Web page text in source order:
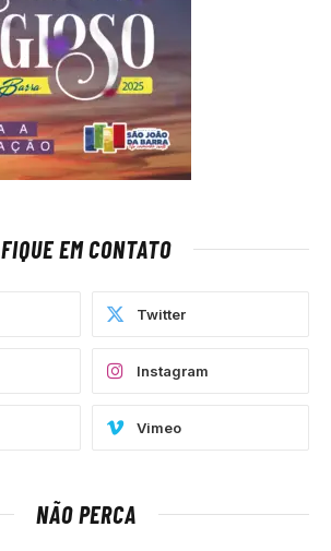
FIQUE EM CONTATO
Twitter
Instagram
Vimeo
NÃO PERCA